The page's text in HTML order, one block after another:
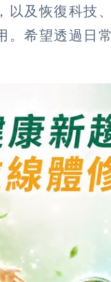
以及恢復科技
。希望透過日